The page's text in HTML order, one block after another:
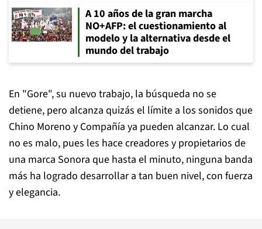
A 10 años de la gran marcha
NO+AFP: el cuestionamiento al
modelo y la alternativa desde el
mundo del trabajo
En "Gore", su nuevo trabajo, la búsqueda no se
detiene, pero alcanza quizás el límite a los sonidos que
Chino Moreno y Compañía ya pueden alcanzar. Lo cual
no es malo, pues les hace creadores y propietarios de
una marca Sonora que hasta el minuto, ninguna banda
más ha logrado desarrollar a tan buen nivel, con fuerza
y elegancia.